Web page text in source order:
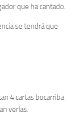
que ha cantado.
se tendrá que
4 cartas bocarriba
verlas.